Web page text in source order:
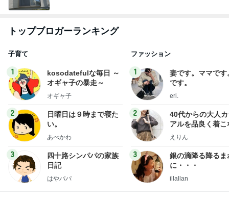
トップブロガーランキング
子育て
1
kosodatefulな毎日 ～
オギャ子の暴走～
オギャ子
2
日曜日は９時まで寝た
い。
あべかわ
3
四十路シンパパの家族
日記
はやパパ
ファッション
1
妻です。ママです
です。
eri.
2
40代からの大人
アルを品良く着こ
ファッションブロ
えりん
3
銀の滴降る降るま
に・・・
illallan